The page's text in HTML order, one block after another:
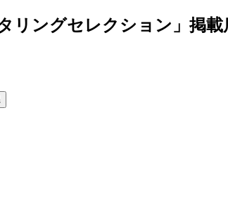
ングセレクション」掲載